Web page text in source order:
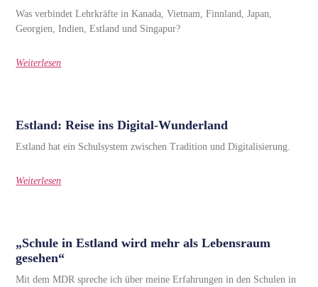
Was verbindet Lehrkräfte in Kanada, Vietnam, Finnland, Japan,
Georgien, Indien, Estland und Singapur?
Weiterlesen
Estland: Reise ins Digital-Wunderland
Estland hat ein Schulsystem zwischen Tradition und Digitalisierung.
Weiterlesen
„Schule in Estland wird mehr als Lebensraum
gesehen“
Mit dem MDR spreche ich über meine Erfahrungen in den Schulen in